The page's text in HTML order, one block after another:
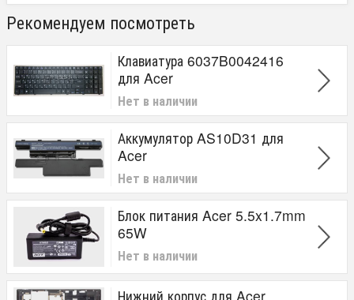
Рекомендуем посмотреть
Клавиатура 6037B0042416
для Acer
Нет в наличии
Аккумулятор AS10D31 для
Acer
Нет в наличии
Блок питания Acer 5.5x1.7mm
65W
Нет в наличии
Нижний корпус для Acer